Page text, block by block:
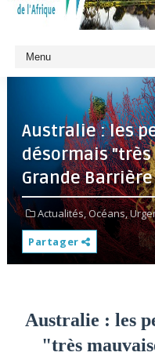
Australie : les
désormais
Grande Barrière
Actualités,Océans,
Partager
Australie : les
"très